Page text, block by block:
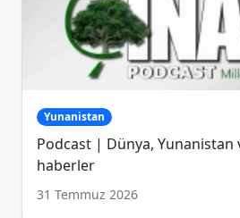
Yunanistan
Podcast | Dünya, Yunanistan
haberler
31 Temmuz 2026